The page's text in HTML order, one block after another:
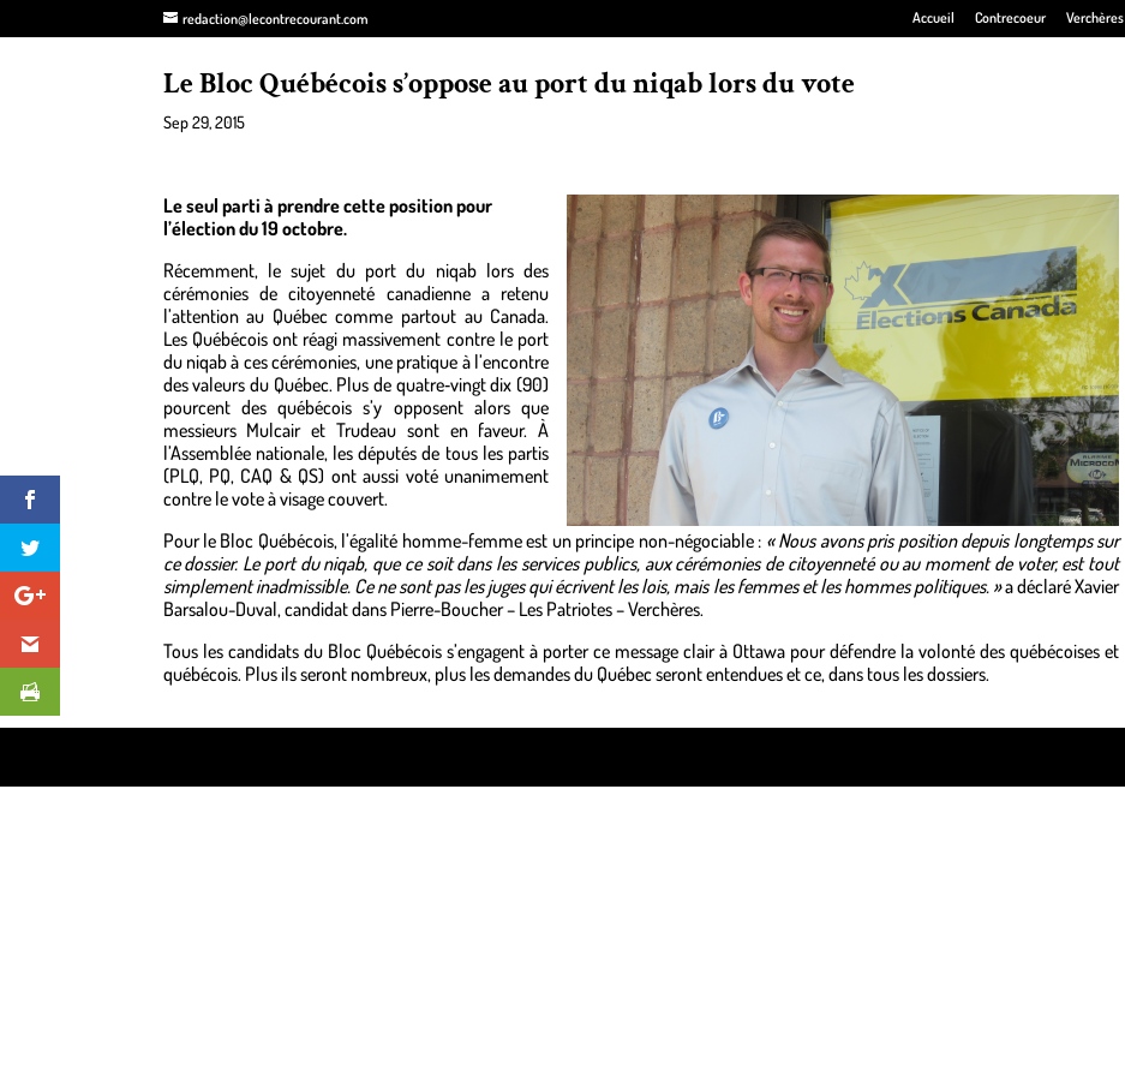
redaction@lecontrecourant.com Accueil Contrecoeur Verchères
Le Bloc Québécois s’oppose au port du niqab lors du vote
Sep 29, 2015
Le seul parti à prendre cette position pour
l’élection du 19 octobre.
Récemment, le sujet du port du niqab lors des
cérémonies de citoyenneté canadienne a retenu
l’attention au Québec comme partout au Canada.
Les Québécois ont réagi massivement contre le port
du niqab à ces cérémonies, une pratique à l’encontre
des valeurs du Québec. Plus de quatre‑vingt dix (90)
pourcent des québécois s’y opposent alors que
messieurs Mulcair et Trudeau sont en faveur. À
l’Assemblée nationale, les députés de tous les partis
(PLQ, PQ, CAQ & QS) ont aussi voté unanimement
contre le vote à visage couvert.
Pour le Bloc Québécois, l’égalité homme-femme est un principe non-négociable : « Nous avons pris position depuis longtemps sur
ce dossier. Le port du niqab, que ce soit dans les services publics, aux cérémonies de citoyenneté ou au moment de voter, est tout
simplement inadmissible. Ce ne sont pas les juges qui écrivent les lois, mais les femmes et les hommes politiques. »a déclaré Xavier
Barsalou-Duval, candidat dans Pierre-Boucher – Les Patriotes – Verchères.
Tous les candidats du Bloc Québécois s’engagent à porter ce message clair à Ottawa pour défendre la volonté des québécoises et
québécois. Plus ils seront nombreux, plus les demandes du Québec seront entendues et ce, dans tous les dossiers.